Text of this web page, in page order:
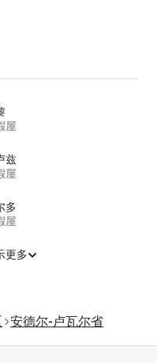
屋
兹
屋
多
屋
更多
安德尔-卢瓦尔省